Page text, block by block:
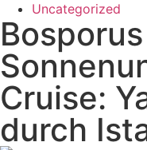
Uncategorized
Bosporus
Cruise:
durch